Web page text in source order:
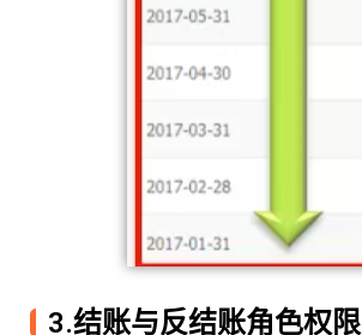
3.结账与反结账角色权限